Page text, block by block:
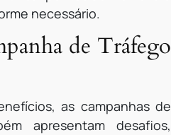
necessário.
de Tráfego
as campanhas de
apresentam desafios,